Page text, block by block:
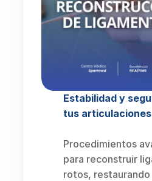
Estabilidad y
tus articulaciones
Procedimientos
para reconstruir
rotos,